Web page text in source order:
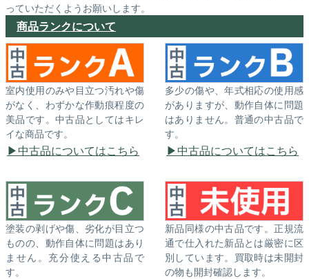
っていただくようお願いします。
商品ランクについて
室内使用のみや目立つ汚れや傷
がなく、わずかな作動痕程度の
美品です。中古品としてはキレ
イな商品です。
中古品についてはこちら
多少の傷や、年式相応の使用感
がありますが、動作自体に問題
はありません。普通の中古品で
す。
中古品についてはこちら
塗装の剥げや傷、劣化が目立つ
ものの、動作自体に問題はあり
ません。充分使える中古品で
す。
新品同様の中古品です。正規流
通で仕入れた新品とは厳密に区
別しています。買取時は未開封
の物も開封確認します。